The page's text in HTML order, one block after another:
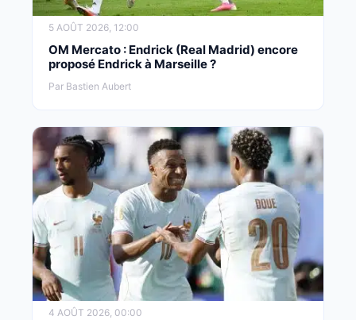
5 AOÛT 2026, 12:00
OM Mercato : Endrick (Real Madrid) encore
proposé Endrick à Marseille ?
Par Bastien Aubert
4 AOÛT 2026, 00:00